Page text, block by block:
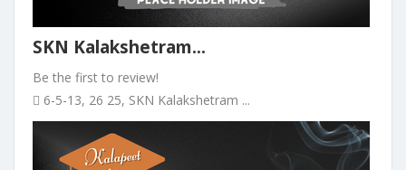
SKN Kalakshetram...
Be the first to review!
6-5-13, 26 25, SKN Kalakshetram ...